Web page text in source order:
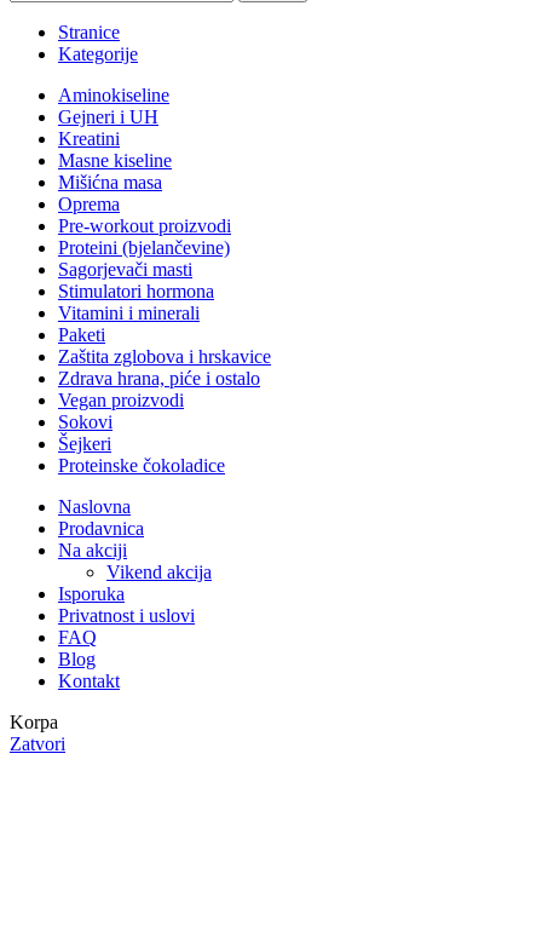
Stranice
Kategorije
Aminokiseline
Gejneri i UH
Kreatini
Masne kiseline
Mišićna masa
Oprema
Pre-workout proizvodi
Proteini (bjelančevine)
Sagorjevači masti
Stimulatori hormona
Vitamini i minerali
Paketi
Zaštita zglobova i hrskavice
Zdrava hrana, piće i ostalo
Vegan proizvodi
Sokovi
Šejkeri
Proteinske čokoladice
Naslovna
Prodavnica
Na akciji
Vikend akcija
Isporuka
Privatnost i uslovi
FAQ
Blog
Kontakt
Korpa
Zatvori